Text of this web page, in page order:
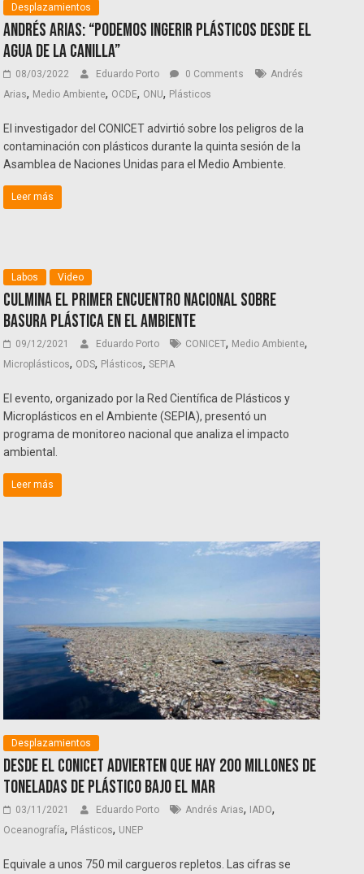
Desplazamientos
Andrés Arias: “Podemos ingerir plásticos desde el
agua de la canilla”
08/03/2022 Eduardo Porto 0 Comments
Andrés
Arias, Medio Ambiente, OCDE, ONU, Plásticos
El investigador del CONICET advirtió sobre los peligros de la
contaminación con plásticos durante la quinta sesión de la
Asamblea de Naciones Unidas para el Medio Ambiente.
Leer más
Labos Video
Culmina el primer encuentro nacional sobre
basura plástica en el Ambiente
09/12/2021 Eduardo Porto CONICET, Medio Ambiente,
Microplásticos, ODS, Plásticos,SEPIA
El evento, organizado por la Red Científica de Plásticos y
Microplásticos en el Ambiente (SEPIA), presentó un
programa de monitoreo nacional que analiza el impacto
ambiental.
Leer más
Desplazamientos
Desde el CONICET advierten que hay 200 millones de
toneladas de plástico bajo el mar
03/11/2021 Eduardo Porto Andrés Arias, IADO,
Oceanografía, Plásticos, UNEP
Equivale a unos 750 mil cargueros repletos. Las cifras se